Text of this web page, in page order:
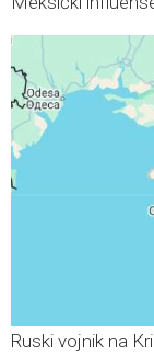
Ruski vojnik na